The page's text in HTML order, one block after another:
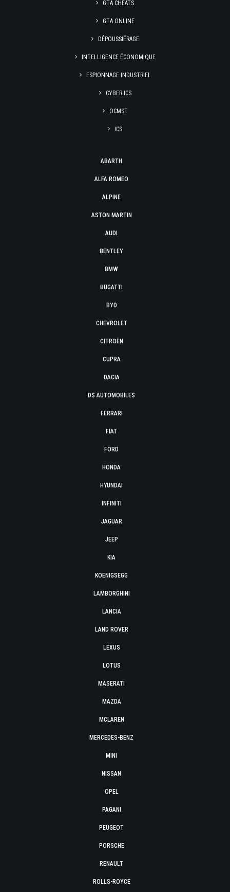
GTA CHEATS
GTA ONLINE
DÉPOUSSIÉRAGE
INTELLIGENCE ÉCONOMIQUE
ESPIONNAGE INDUSTRIEL
CYBER ICS
OCMST
ICS
ABARTH
ALFA ROMEO
ALPINE
ASTON MARTIN
AUDI
BENTLEY
BMW
BUGATTI
BYD
CHEVROLET
CITROËN
CUPRA
DACIA
DS AUTOMOBILES
FERRARI
FIAT
FORD
HONDA
HYUNDAI
INFINITI
JAGUAR
JEEP
KIA
KOENIGSEGG
LAMBORGHINI
LANCIA
LAND ROVER
LEXUS
LOTUS
MASERATI
MAZDA
MCLAREN
MERCEDES-BENZ
MINI
NISSAN
OPEL
PAGANI
PEUGEOT
PORSCHE
RENAULT
ROLLS-ROYCE